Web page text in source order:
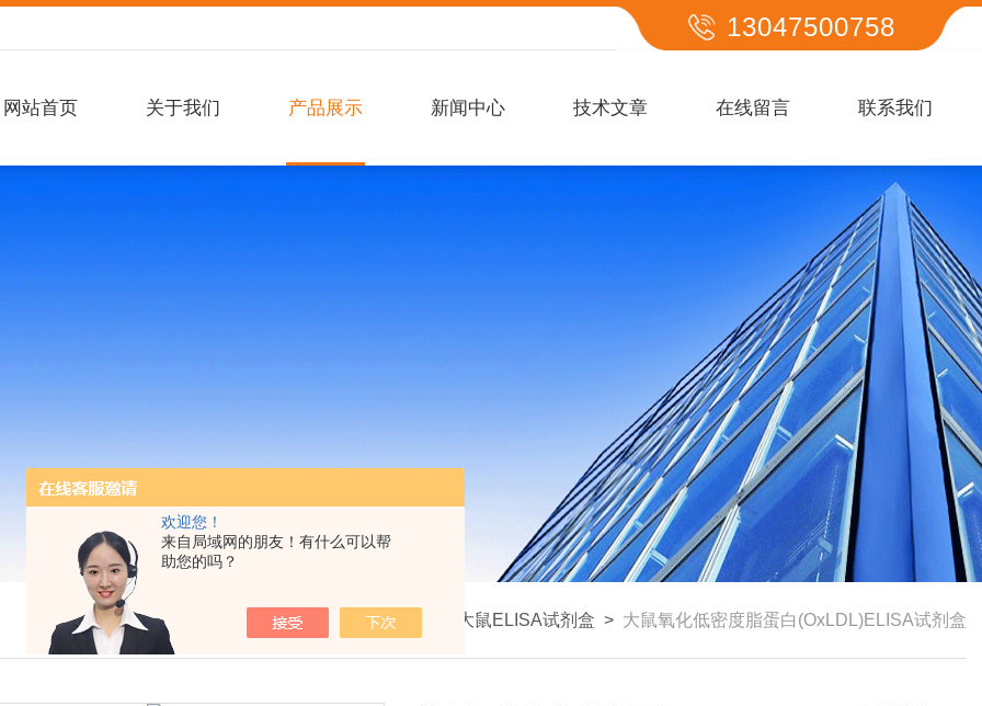
欢迎您！
来自局域网的朋友！有什么可以帮
助您的吗？
13047500758
网站首页 关于我们 产品展示 新闻中心 技术文章 在线留言 联系我们
我的位置： 产品展示> ELISA试剂盒 大鼠ELISA试剂盒 > 大鼠氧化低密度脂蛋白(OxLDL)ELISA试剂盒